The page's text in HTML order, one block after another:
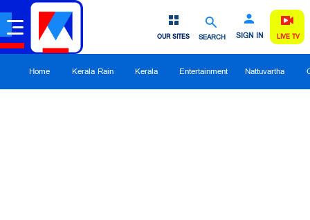
SEARCH SIGN IN
OUR SITES LIVE TV
Home Kerala Rain Kerala Entertainment Nattuvartha